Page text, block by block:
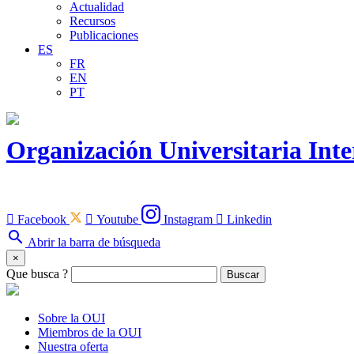
Actualidad
Recursos
Publicaciones
ES
FR
EN
PT
Organización Universitaria
 Facebook  Youtube Instagram  Linkedin
search Abrir la barra de búsqueda
×
Que busca ? Buscar
Sobre la OUI
Miembros de la OUI
Nuestra oferta